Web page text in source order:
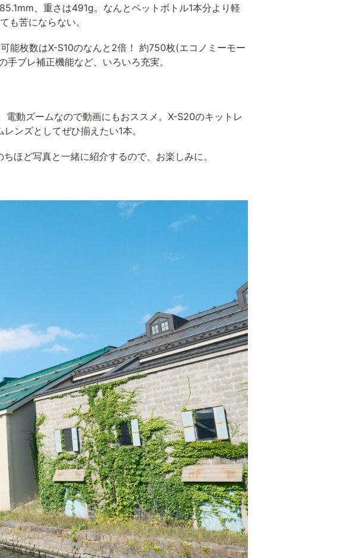
、重さは491g。なんとペットボトル1本分より軽
も苦にならない。
能枚数はX-S10のなんと2倍！ 約750枚(エコノミーモー
ブレ補正機能など、いろいろ充実。
動ズームなので動画にもおススメ。X-S20のキットレ
ンズとしてぜひ揃えたい1本。
ほど写真と一緒に紹介するので、お楽しみに。